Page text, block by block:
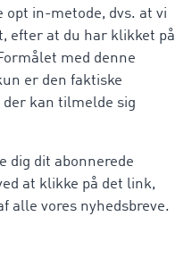
opt in-metode, dvs. at vi
efter at du har klikket på
med denne
er den faktiske
kan tilmelde sig
dig dit abonnerede
at klikke på det link,
alle vores nyhedsbreve.